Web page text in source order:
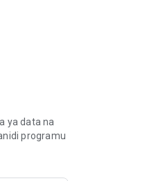
ya data na
programu